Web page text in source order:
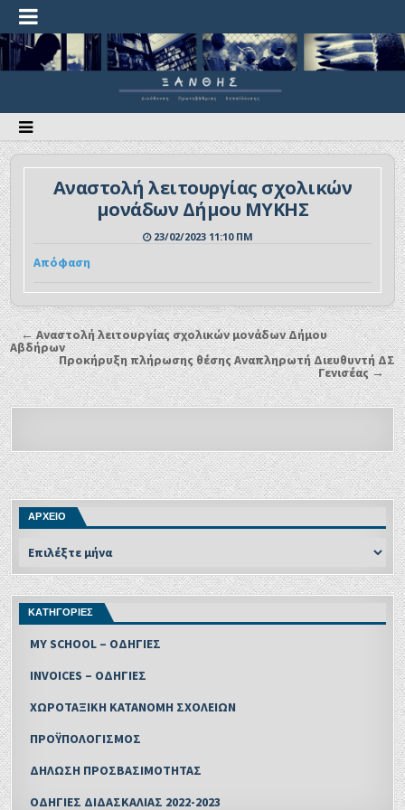
Αναστολή λειτουργίας σχολικών
μονάδων Δήμου ΜΥΚΗΣ
23/02/2023 11:10 ΠΜ
Απόφαση
← Αναστολή λειτουργίας σχολικών μονάδων Δήμου
Αβδήρων
Προκήρυξη πλήρωσης θέσης Αναπληρωτή Διευθυντή ΔΣ
Γενισέας →
ΑΡΧΕΙΟ
ΚΑΤΗΓΟΡΙΕΣ
MY SCHOOL – ΟΔΗΓΙΕΣ
INVOICES – ΟΔΗΓΙΕΣ
ΧΩΡΟΤΑΞΙΚΗ ΚΑΤΑΝΟΜΗ ΣΧΟΛΕΙΩΝ
ΠΡΟΫΠΟΛΟΓΙΣΜΟΣ
ΔΗΛΩΣΗ ΠΡΟΣΒΑΣΙΜΟΤΗΤΑΣ
ΟΔΗΓΙΕΣ ΔΙΔΑΣΚΑΛΙΑΣ 2022-2023